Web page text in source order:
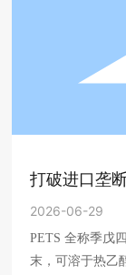
打破进口垄
高温润滑助
2026-06-29
PETS 全称季戊
末，可溶于热乙